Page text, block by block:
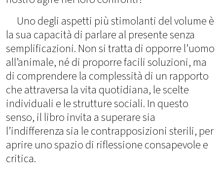
Uno degli aspetti più stimolanti del volume è
la sua capacità di parlare al presente senza
semplificazioni. Non si tratta di opporre l’uomo
all’animale, né di proporre facili soluzioni, ma
di comprendere la complessità di un rapporto
che attraversa la vita quotidiana, le scelte
individuali e le strutture sociali. In questo
senso, il libro invita a superare sia
l’indifferenza sia le contrapposizioni sterili, per
aprire uno spazio di riflessione consapevole e
critica.